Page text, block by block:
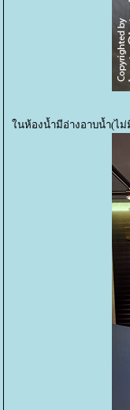
นห้องน้ำมีอ่างอาบน้ำ(ไม่